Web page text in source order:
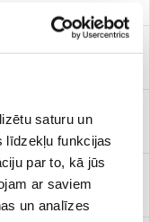
saturu un
līdzekļu funkcijas
par to, kā jūs
ar saviem
un analīzes